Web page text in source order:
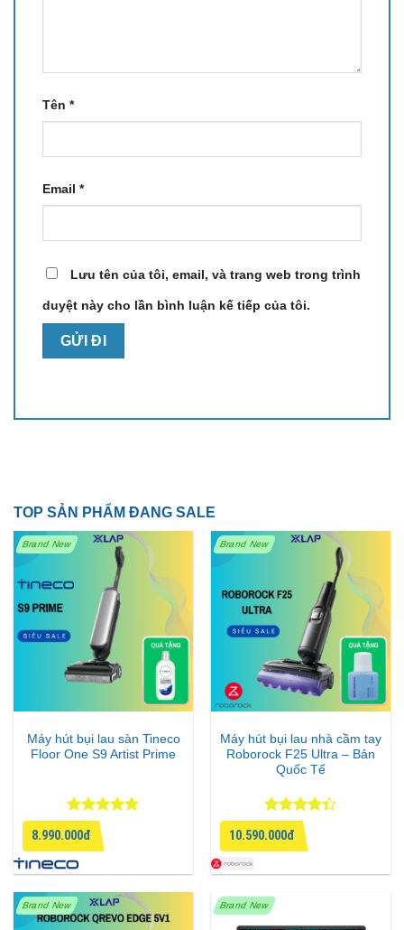
Tên *
Email *
Lưu tên của tôi, email, và trang web trong trình
duyệt này cho lần bình luận kế tiếp của tôi.
TOP SẢN PHẨM ĐANG SALE
Brand New
Máy hút bụi lau sàn Tineco
Floor One S9 Artist Prime
Được xếp
hạng4.75
5 sao
8.990.000đ
Brand New
Máy hút bụi lau nhà cầm tay
Roborock F25 Ultra – Bản
Quốc Tế
Được xếp
hạng
4.33
5 sao
10.590.000đ
Brand New Brand New